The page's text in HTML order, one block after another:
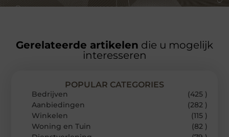
Gerelateerde artikelen die u mogelijk
interesseren
POPULAR CATEGORIES
Bedrijven
(425 )
Aanbiedingen
(282 )
Winkelen
(115 )
Woning en Tuin
(82 )